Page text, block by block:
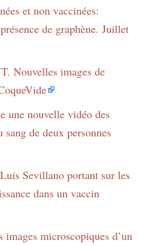
et non vaccinées:
de graphène. Juillet
Nouvelles images de
une nouvelle vidéo des
de deux personnes
Sevillano portant sur les
dans un vaccin
microscopiques d’un